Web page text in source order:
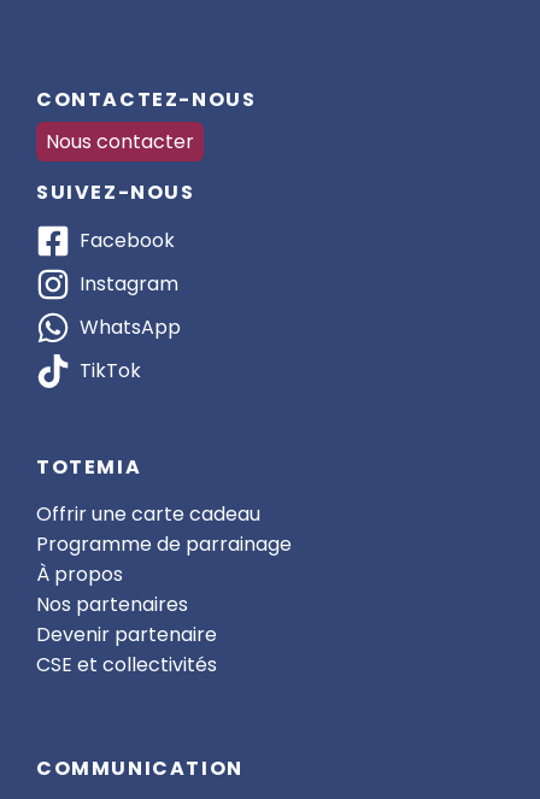
CONTACTEZ-NOUS
Nous contacter
SUIVEZ-NOUS
Facebook
Instagram
WhatsApp
TikTok
TOTEMIA
Offrir une carte cadeau
Programme de parrainage
À propos
Nos partenaires
Devenir partenaire
CSE et collectivités
COMMUNICATION